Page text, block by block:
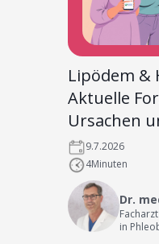
Lipödem &
Aktuelle
Ursachen
9.7.2026
4Minuten
Dr.
in